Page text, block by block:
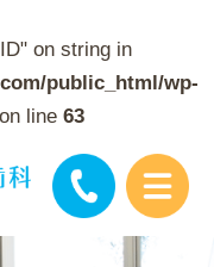
on string in
public_html/wp-
on line 63